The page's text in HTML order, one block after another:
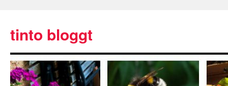
tinto bloggt